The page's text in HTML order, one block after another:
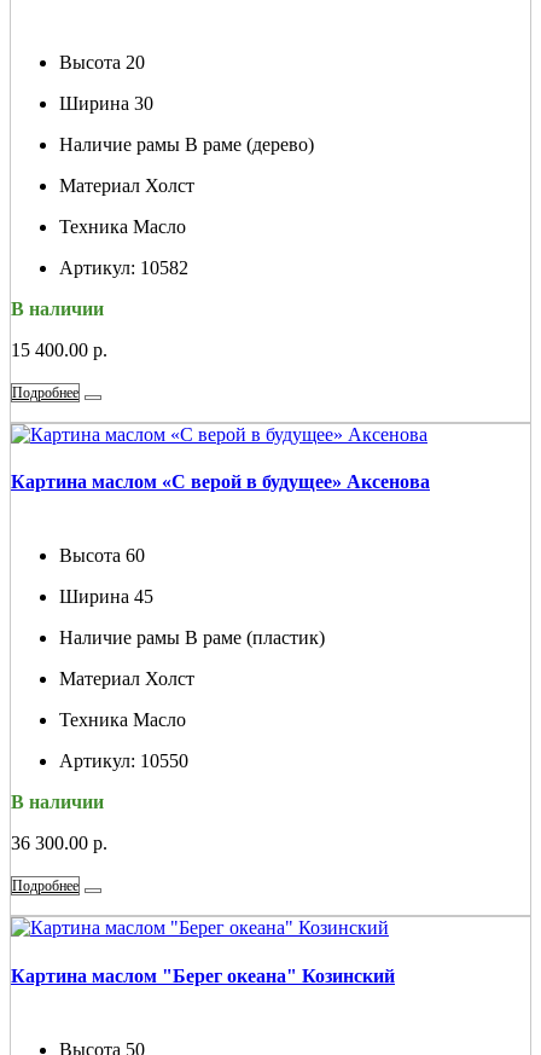
Высота 20
Ширина 30
Наличие рамы В раме (дерево)
Материал Холст
Техника Масло
Артикул: 10582
В наличии
15 400.00 р.
Подробнее
Картина маслом «С верой в будущее» Аксенова
Высота 60
Ширина 45
Наличие рамы В раме (пластик)
Материал Холст
Техника Масло
Артикул: 10550
В наличии
36 300.00 р.
Подробнее
Картина маслом "Берег океана" Козинский
Высота 50